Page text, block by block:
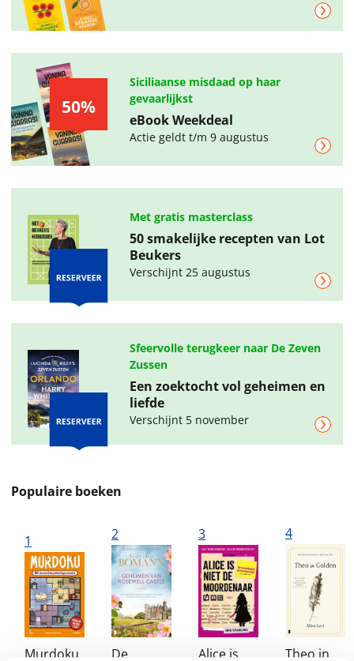
50%
Siciliaanse misdaad op haar
gevaarlijkst
eBook Weekdeal
Actie geldt t/m 9 augustus
Met gratis masterclass
50 smakelijke recepten van Lot
Beukers
Verschijnt 25 augustus
Sfeervolle terugkeer naar De Zeven
Zussen
Een zoektocht vol geheimen en
liefde
Verschijnt 5 november
Populaire boeken
1
Murdoku
2
De
3
Alice is
4
Theo in